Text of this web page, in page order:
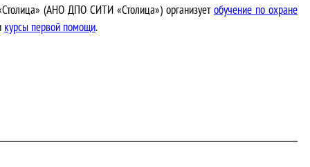
(АНО ДПО СИТИ «Столица») организуетобучение по охране
курсы первой помощи.